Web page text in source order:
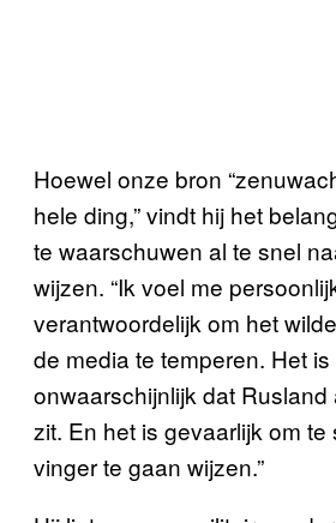
Hoewel onze bron
hele ding,” vindt hij het
te waarschuwen al te snel
wijzen. “Ik voel me
verantwoordelijk om het
de media te temperen. Het
onwaarschijnlijk dat
zit. En het is gevaarlijk om te
vinger te gaan wijzen.”